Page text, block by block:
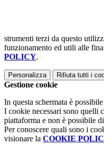
strumenti terzi da questo
funzionamento ed utili alle
POLICY.
Personalizza Rifiuta tutti i
Gestione cookie
In questa schermata è
I cookie necessari sono quelli
piattaforma e non è possibile
Per conoscere quali sono i
visionare la COOKIE